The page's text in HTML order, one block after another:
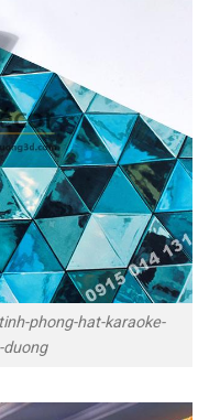
phong-hat-karaoke-
duong